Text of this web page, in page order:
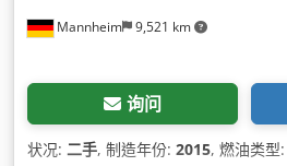
Mannheim 9,521 km
询问
状况: 二手, 制造年份: 2015, 燃油类型: